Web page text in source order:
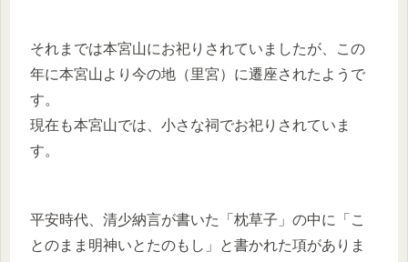
それまでは本宮山にお祀りされていましたが、この
年に本宮山より今の地（里宮）に遷座されたようで
す。
現在も本宮山では、小さな祠でお祀りされていま
す。
平安時代、清少納言が書いた「枕草子」の中に「こ
とのまま明神いとたのもし」と書かれた項がありま